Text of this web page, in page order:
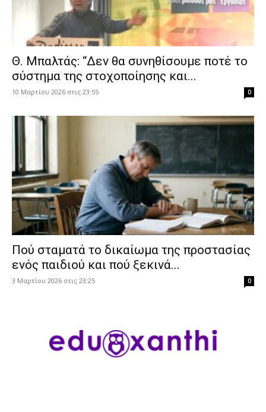
Θ. Μπαλτάς: “Δεν θα συνηθίσουμε ποτέ το
σύστημα της στοχοποίησης και...
10 Μαρτίου 2026 στις 23:55 0
Πού σταματά το δικαίωμα της προστασίας
ενός παιδιού και πού ξεκινά...
3 Μαρτίου 2026 στις 23:25 0